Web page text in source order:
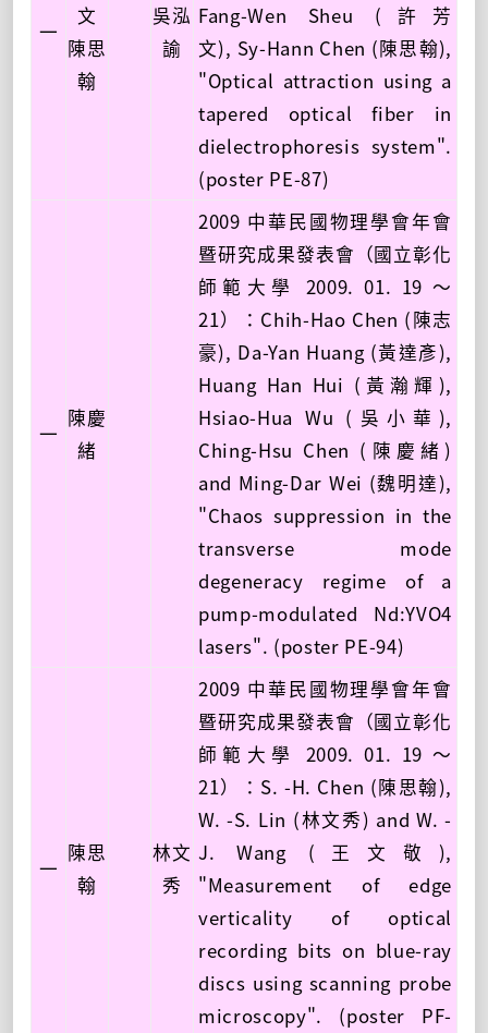
一
文
陳思
翰
吳泓
諭
Fang-Wen Sheu (許芳
文), Sy-Hann Chen (陳思翰),
"Optical attraction using a
tapered optical fiber in
dielectrophoresis system".
(poster PE-87)
一
陳慶
緒
2009 中華民國物理學會年會
暨研究成果發表會（國立彰化
師範大學 2009. 01. 19 ～
21）：Chih-Hao Chen (陳志
豪), Da-Yan Huang (黃達彥),
Huang Han Hui (黃瀚輝),
Hsiao-Hua Wu (吳小華),
Ching-Hsu Chen (陳慶緒)
and Ming-Dar Wei (魏明達),
"Chaos suppression in the
transverse mode
degeneracy regime of a
pump-modulated Nd:YVO4
lasers". (poster PE-94)
一
陳思
翰
林文
秀
2009 中華民國物理學會年會
暨研究成果發表會（國立彰化
師範大學 2009. 01. 19 ～
21）：S. -H. Chen (陳思翰),
W. -S. Lin (林文秀) and W. -
J. Wang (王文敬),
"Measurement of edge
verticality of optical
recording bits on blue-ray
discs using scanning probe
microscopy". (poster PF-